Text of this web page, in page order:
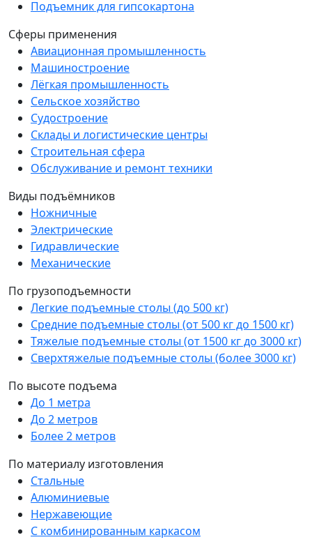
Подъемник для гипсокартона
Сферы применения
Авиационная промышленность
Машиностроение
Лёгкая промышленность
Сельское хозяйство
Судостроение
Склады и логистические центры
Строительная сфера
Обслуживание и ремонт техники
Виды подъёмников
Ножничные
Электрические
Гидравлические
Механические
По грузоподъемности
Легкие подъемные столы (до 500 кг)
Средние подъемные столы (от 500 кг до 1500 кг)
Тяжелые подъемные столы (от 1500 кг до 3000 кг)
Сверхтяжелые подъемные столы (более 3000 кг)
По высоте подъема
До 1 метра
До 2 метров
Более 2 метров
По материалу изготовления
Стальные
Алюминиевые
Нержавеющие
С комбинированным каркасом